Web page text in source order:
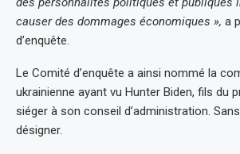
causer des dommages économiques », a
d’enquête.
Le Comité d’enquête a ainsi nommé la
ukrainienne ayant vu Hunter Biden, fils du
siéger à son conseil d’administration.
désigner.